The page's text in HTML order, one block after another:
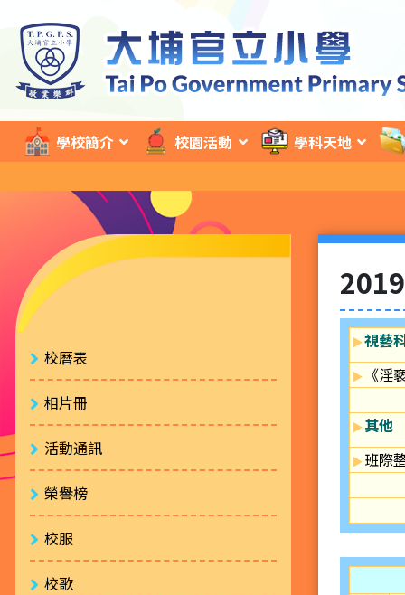
學校簡介 校園活動 學科天地
校曆表
相片冊
活動通訊
榮譽榜
校服
校歌
視藝
《淫
其他
班際